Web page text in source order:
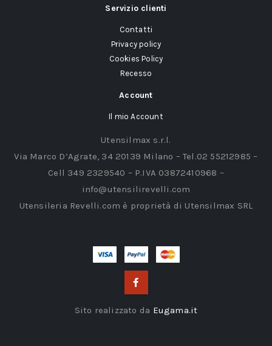
Servizio clienti
Contatti
Privacy policy
Cookies Policy
Recesso
Account
Il mio Account
Utensilmax s.r.l.
Via Marco D’Agrate, 34 20139 Milano – Tel.02 55212985 –
Cell 349 2329540 – P.IVA 03872410968 –
info@utensilirevelli.com
Utensileria Revelli.com è proprietà di Utensilmax SRL
Sito realizzato da Eugama.it